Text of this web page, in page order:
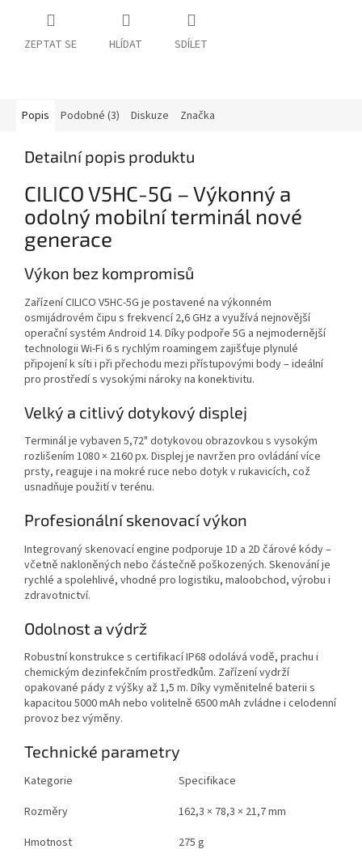
ZEPTAT SE HLÍDAT SDÍLET
Popis Podobné (3) Diskuze Značka
Detailní popis produktu
CILICO V5HC-5G – Výkonný a
odolný mobilní terminál nové
generace
Výkon bez kompromisů
Zařízení CILICO V5HC-5G je postavené na výkonném
osmijádrovém čipu s frekvencí 2,6 GHz a využívá nejnovější
operační systém Android 14. Díky podpoře 5G a nejmodernější
technologii Wi-Fi 6 s rychlým roamingem zajišťuje plynulé
připojení k síti i při přechodu mezi přístupovými body – ideální
pro prostředí s vysokými nároky na konektivitu.
Velký a citlivý dotykový displej
Terminál je vybaven 5,72" dotykovou obrazovkou s vysokým
rozlišením 1080 × 2160 px. Displej je navržen pro ovládání více
prsty, reaguje i na mokré ruce nebo dotyk v rukavicích, což
usnadňuje použití v terénu.
Profesionální skenovací výkon
Integrovaný skenovací engine podporuje 1D a 2D čárové kódy –
včetně nakloněných nebo částečně poškozených. Skenování je
rychlé a spolehlivé, vhodné pro logistiku, maloobchod, výrobu i
zdravotnictví.
Odolnost a výdrž
Robustní konstrukce s certifikací IP68 odolává vodě, prachu i
chemickým dezinfekčním prostředkům. Zařízení vydrží
opakované pády z výšky až 1,5 m. Díky vyměnitelné baterii s
kapacitou 5000 mAh nebo volitelně 6500 mAh zvládne i celodenní
provoz bez výměny.
Technické parametry
Kategorie
Specifikace
Rozměry
162,3 × 78,3 × 21,7 mm
Hmotnost
275 g